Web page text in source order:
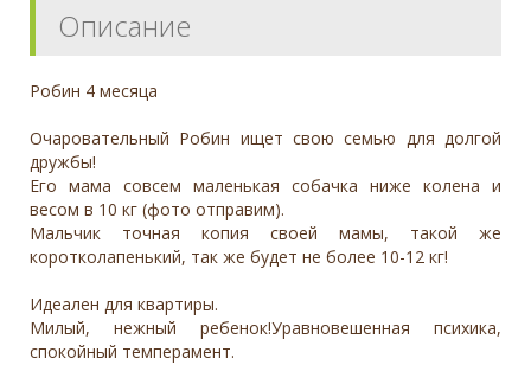
Описание
Робин 4 месяца
Очаровательный Робин ищет свою семью для долгой
дружбы!
Его мама совсем маленькая собачка ниже колена и
весом в 10 кг (фото отправим).
Мальчик точная копия своей мамы, такой же
коротколапенький, так же будет не более 10-12 кг!
Идеален для квартиры.
Милый, нежный ребенок!Уравновешенная психика,
спокойный темперамент.